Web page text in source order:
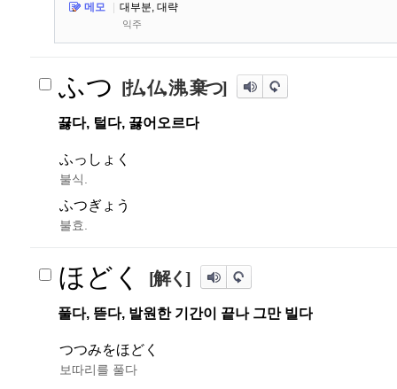
메모 대부분, 대략
익주
ふつ [払, 仏, 沸, 棄つ]
끓다, 털다, 끓어오르다
ふっしょく
불식.
ふつぎょう
불효.
ほどく [解く]
풀다, 뜯다, 발원한 기간이 끝나 그만 빌다
つつみをほどく
보따리를 풀다